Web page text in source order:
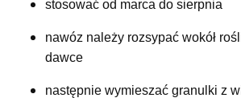
stosować od marca do sierpnia
nawóz należy rozsypać wokół
dawce
następnie wymieszać granulki z